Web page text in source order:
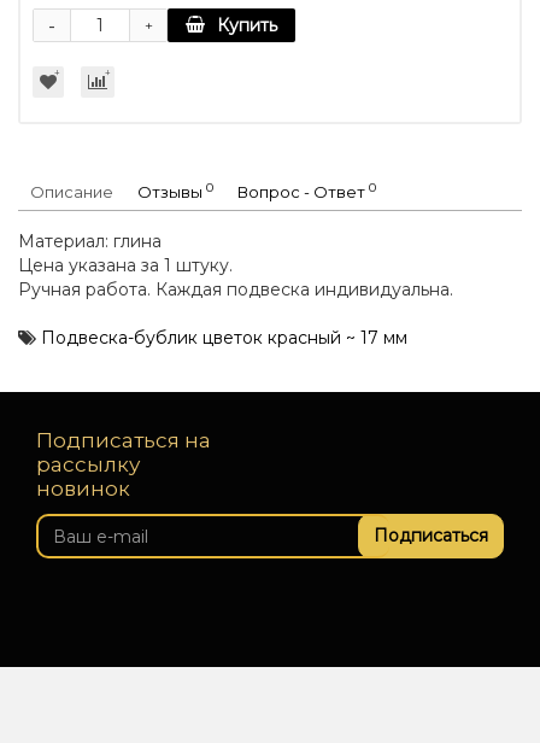
+
- Купить
Описание Отзывы 0 Вопрос - Ответ 0
Материал: глина
Цена указана за 1 штуку.
Ручная работа. Каждая подвеска индивидуальна.
Подвеска-бублик цветок красный ~ 17 мм
Подписаться на
рассылку
новинок
Подписаться